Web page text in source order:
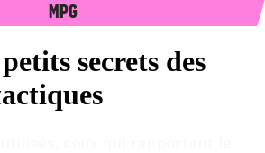
MPG
secrets des